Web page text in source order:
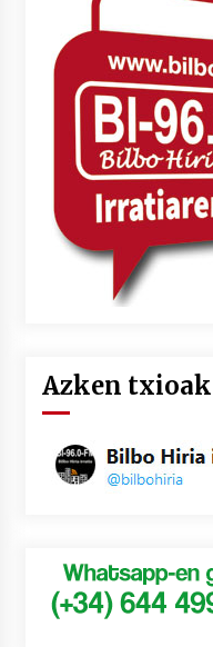
Azken txioak